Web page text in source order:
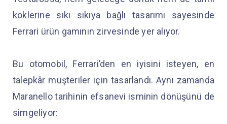
köklerine sıkı sıkıya bağlı tasarımı sayesinde
Ferrari ürün gamının zirvesinde yer alıyor.
Bu otomobil, Ferrari’den en iyisini isteyen, en
talepkâr müşteriler için tasarlandı. Aynı zamanda
Maranello tarihinin efsanevi isminin dönüşünü de
simgeliyor: